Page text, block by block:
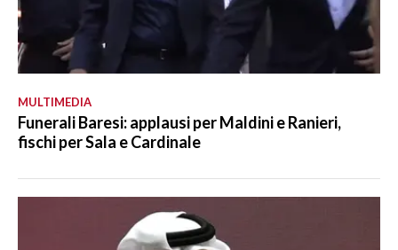
MULTIMEDIA
Funerali Baresi: applausi per Maldini e Ranieri,
fischi per Sala e Cardinale